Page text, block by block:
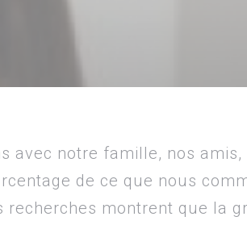
avec notre famille, nos
de ce que nous
recherches montrent que la